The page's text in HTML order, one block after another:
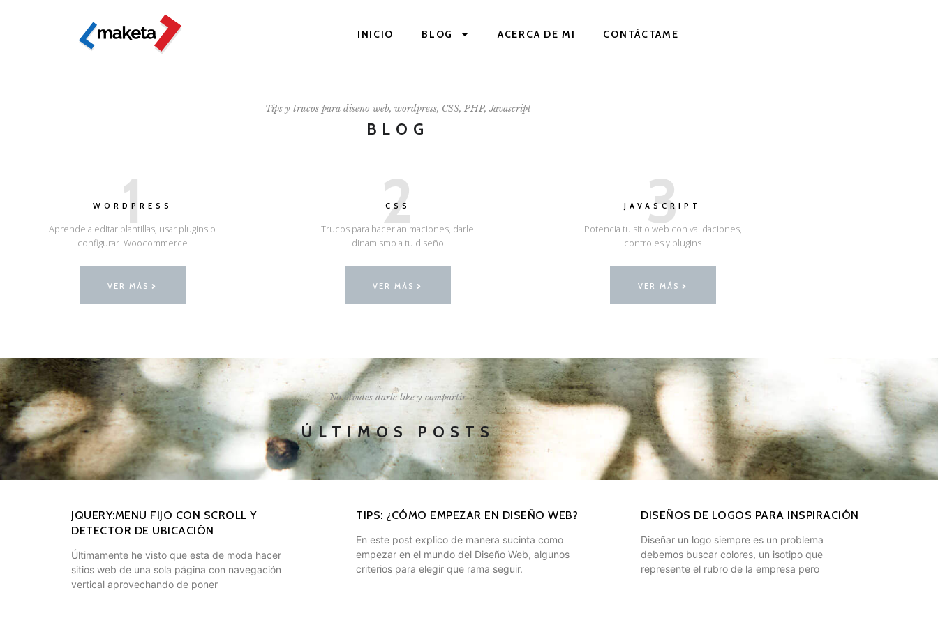
INICIO BLOG ACERCA DE MI CONTÁCTAME
Tips y trucos para diseño web, wordpress, CSS, PHP, Javascript
BLOG
1
WORDPRESS
Aprende a editar plantillas, usar plugins o
configurar Woocommerce
VER MÁS
2
CSS
Trucos para hacer animaciones, darle
dinamismo a tu diseño
VER MÁS
3
JAVASCRIPT
Potencia tu sitio web con validaciones,
controles y plugins
VER MÁS
No olvides darle like y compartir
ÚLTIMOS POSTS
JQUERY:MENU FIJO CON SCROLL Y
DETECTOR DE UBICACIÓN
Últimamente he visto que esta de moda hacer
sitios web de una sola página con navegación
vertical aprovechando de poner
TIPS: ¿CÓMO EMPEZAR EN DISEÑO WEB?
En este post explico de manera sucinta como
empezar en el mundo del Diseño Web, algunos
criterios para elegir que rama seguir.
DISEÑOS DE LOGOS PARA INSPIRACIÓN
Diseñar un logo siempre es un problema
debemos buscar colores, un isotipo que
represente el rubro de la empresa pero